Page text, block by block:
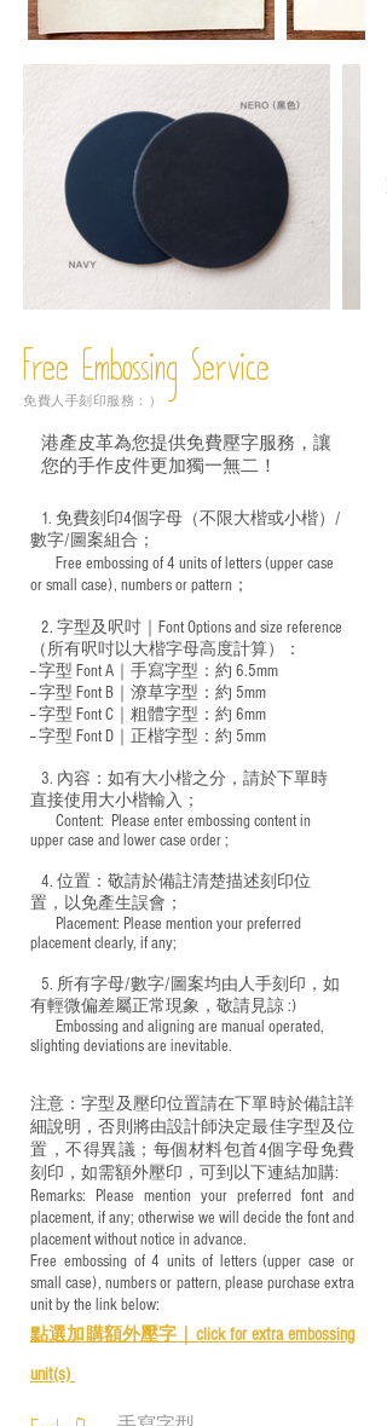
Free Embossing Service
免費人手刻印服務：）
港產皮革為您提供免費壓字服務，讓
您的手作皮件更加獨一無二！
1. 免費刻印4個字母（不限大楷或小楷）/
數字/圖案組合；
Free embossing of 4 units of letters (upper case
or small case), numbers or pattern；
2. 字型及呎吋｜ Font Options and size reference
（所有呎吋以大楷字母高度計算）：
-- 字型 Font A｜手寫字型：約 6.5mm
-- 字型 Font B｜潦草字型： 約 5mm
-- 字型 Font C｜粗體字型：約 6mm
-- 字型 Font D｜正楷字型： 約 5mm
3. 內容：如有大小楷之分，請於下單時
直接使用大小楷輸入；
​ Content: Please enter embossing content in
upper case and lower case order ;
4. 位置：敬請於備註清楚描述刻印位
置，以免產生誤會；
​ Placement: Please mention your preferred
placement clearly, if any;
5. 所有字母/數字/圖案均由人手刻印，如
有輕微偏差屬正常現象，敬請見諒 :)
​ Embossing and aligning are manual operated,
slighting deviations are inevitable.
注意：字型及壓印位置請在下單時於備註詳
細說明，否則將由設計師決定最佳字型及位
置，不得異議；每個材料包首4個字母免費
刻印，如需額外壓印，可到以下連結加購:
Remarks: Please mention your preferred font and
placement, if any; otherwise we will decide the font and
placement without notice in advance.
Free embossing of 4 units of letters (upper case or
small case), numbers or pattern, please purchase extra
unit by the link below:
點選加購額外壓字｜ click for extra embossing
unit(s)